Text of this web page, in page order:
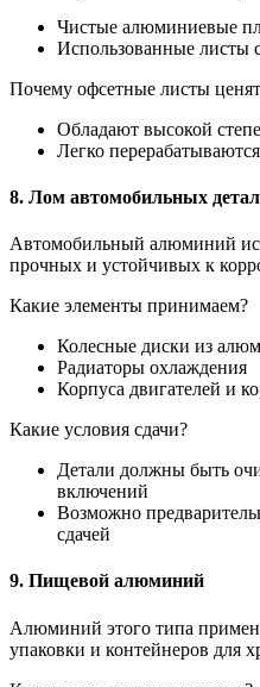
Чистые алюминиевые
Использованные листы
Почему офсетные листы
Обладают высокой
Легко перерабатываются
8. Лом автомобильных
Автомобильный алюминий
прочных и устойчивых к
Какие элементы принимаем?
Колесные диски из
Радиаторы охлаждения
Корпуса двигателей и
Какие условия сдачи?
Детали должны быть
включений
Возможно
сдачей
9. Пищевой алюминий
Алюминий этого типа
упаковки и контейнеров для